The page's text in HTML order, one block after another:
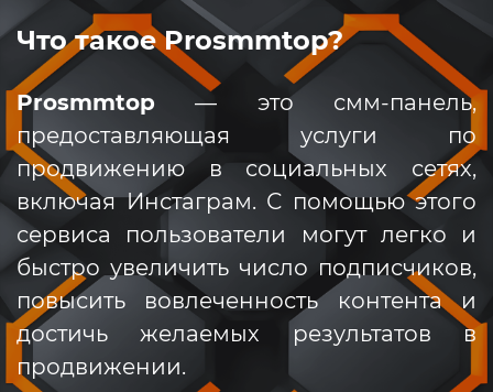
Что такое Prosmmtop?
Prosmmtop — это смм-панель,
предоставляющая услуги по
продвижению в социальных сетях,
включая Инстаграм. С помощью этого
сервиса пользователи могут легко и
быстро увеличить число подписчиков,
повысить вовлеченность контента и
достичь желаемых результатов в
продвижении.